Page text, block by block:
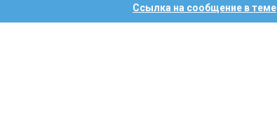
Ссылка на сообщение в теме